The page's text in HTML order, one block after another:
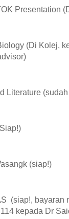
Presentation
(Di Kolej,
Literature
(siap!)
(siap!, bayaran
kepada Dr